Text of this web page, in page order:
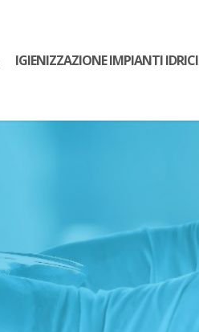
IGIENIZZAZIONE IMPIANTI IDRICI